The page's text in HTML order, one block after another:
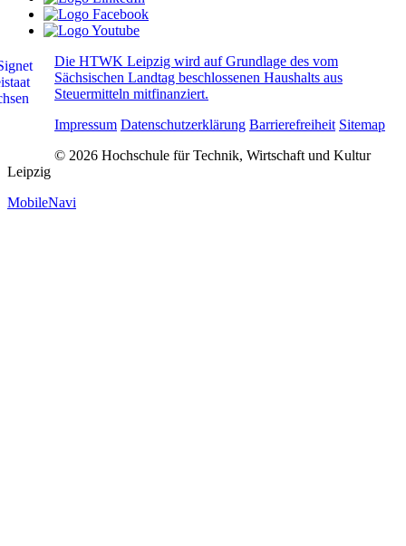
Die HTWK Leipzig wird auf Grundlage des vom
Sächsischen Landtag beschlossenen Haushalts aus
Steuermitteln mitfinanziert.
Impressum Datenschutzerklärung Barrierefreiheit Sitemap
© 2026 Hochschule für Technik, Wirtschaft und Kultur
Leipzig
MobileNavi